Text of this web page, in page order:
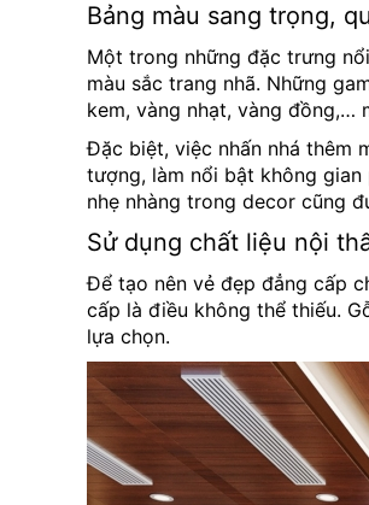
Bảng màu sang trọng,
Một trong những đặc trưng
màu sắc trang nhã. Những
kem, vàng nhạt, vàng đồng,…
Đặc biệt, việc nhấn nhá thêm
tượng, làm nổi bật không
nhẹ nhàng trong decor cũng
Sử dụng chất liệu nội
Để tạo nên vẻ đẹp đẳng cấp
cấp là điều không thể thiếu.
lựa chọn.